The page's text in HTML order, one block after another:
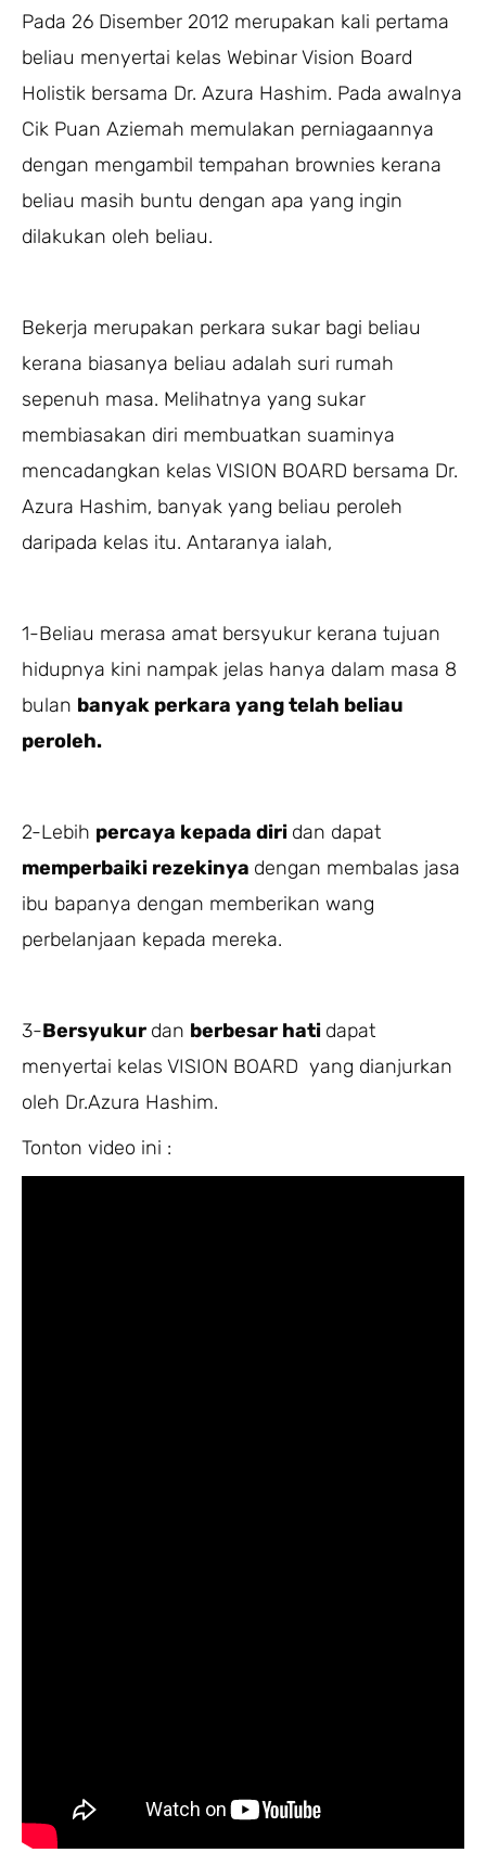
Pada 26 Disember 2012 merupakan kali pertama
beliau menyertai kelas Webinar Vision Board
Holistik bersama Dr. Azura Hashim. Pada awalnya
Cik Puan Aziemah memulakan perniagaannya
dengan mengambil tempahan brownies kerana
beliau masih buntu dengan apa yang ingin
dilakukan oleh beliau.
Bekerja merupakan perkara sukar bagi beliau
kerana biasanya beliau adalah suri rumah
sepenuh masa. Melihatnya yang sukar
membiasakan diri membuatkan suaminya
mencadangkan kelas VISION BOARD bersama Dr.
Azura Hashim, banyak yang beliau peroleh
daripada kelas itu. Antaranya ialah,
1-Beliau merasa amat bersyukur kerana tujuan
hidupnya kini nampak jelas hanya dalam masa 8
bulan banyak perkara yang telah beliau
peroleh.
2-Lebih percaya kepada diri dan dapat
memperbaiki rezekinya dengan membalas jasa
ibu bapanya dengan memberikan wang
perbelanjaan kepada mereka.
3-Bersyukur dan berbesar hati dapat
menyertai kelas VISION BOARD yang dianjurkan
oleh Dr.Azura Hashim.
Tonton video ini :